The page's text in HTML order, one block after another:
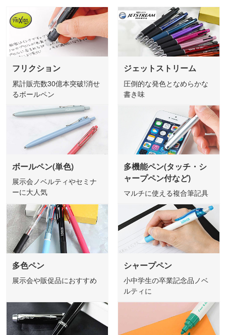
フリクション
累計販売数30億本突破!消せ
るボールペン
ジェットストリーム
圧倒的な発色となめらかな
書き味
ボールペン(単色)
展示会ノベルティやセミナ
ーに大人気
多機能ペン(タッチ・シ
ャープペン付など)
マルチに使える複合筆記具
多色ペン
展示会や販促品におすすめ
シャープペン
小中学生の卒業記念品ノベ
ルティに